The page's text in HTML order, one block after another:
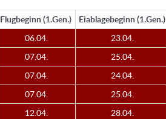
Flugbeginn (1.Gen.) Eiablagebeginn (1.Gen.)
06.04. 23.04.
07.04. 25.04.
07.04. 24.04.
07.04. 25.04.
12.04. 28.04.